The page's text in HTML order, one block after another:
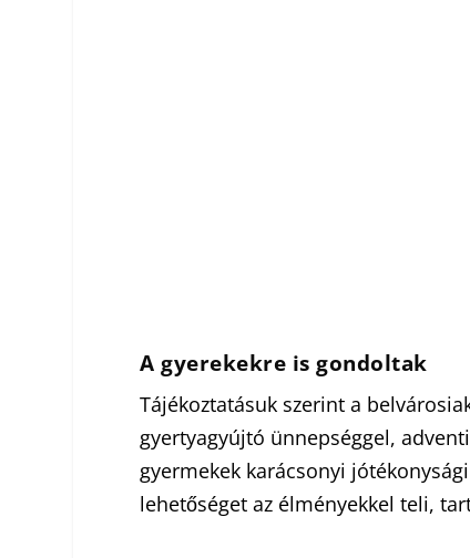
A gyerekekre is gondoltak
Tájékoztatásuk szerint a
gyertyagyújtó ünnepséggel,
gyermekek karácsonyi
lehetőséget az élményekkel teli,